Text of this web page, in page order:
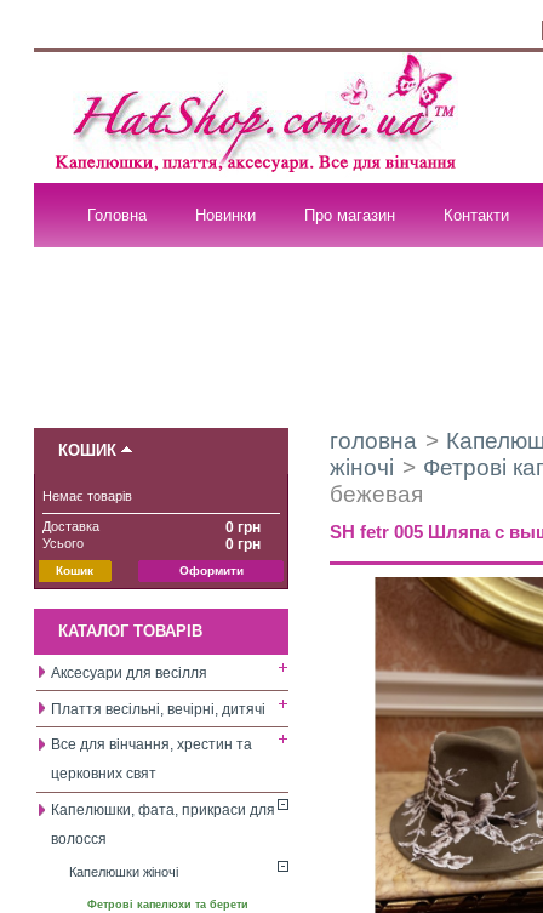
Головна Новинки Про магазин Контакти
КОШИК
Немає товарів
Доставка 0 грн
Усього 0 грн
Кошик Оформити
КАТАЛОГ ТОВАРІВ
Аксесуари для весілля
Плаття весільні, вечірні, дитячі
Все для вінчання, хрестин та
церковних свят
Капелюшки, фата, прикраси для
волосся
Капелюшки жіночі
Фетрові капелюхи та берети
головна >
жіночі > Фетрові
бежевая
SH fetr 005 Шляпа с